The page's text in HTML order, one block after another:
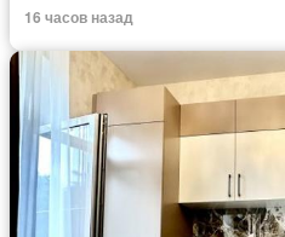
16 часов назад